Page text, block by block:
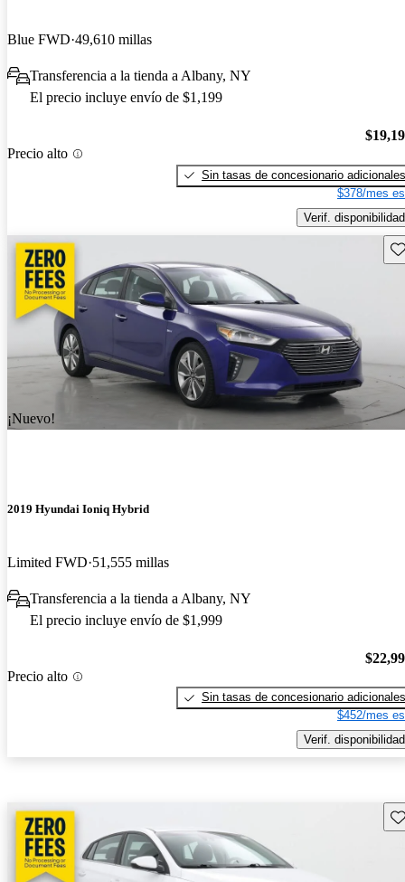
Blue FWD 49,610 millas
Transferencia a la tienda a Albany, NY
El precio incluye envío de $1,199
Precio alto
Sin tasas de concesionario adicionales
$378/mes
Verif. disponibilidad
¡Nuevo!
2019 Hyundai Ioniq Hybrid
Limited FWD 51,555 millas
Transferencia a la tienda a Albany, NY
El precio incluye envío de $1,999
Precio alto
Sin tasas de concesionario adicionales
$452/mes
Verif. disponibilidad